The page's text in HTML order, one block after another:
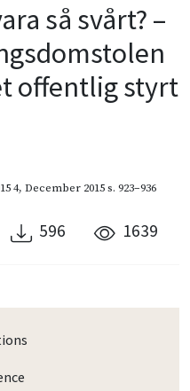
så svårt? –
offentlig styrt
4, December 2015s. 923–936
596 1639